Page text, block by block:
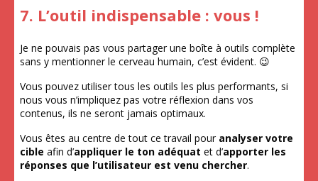
7. L’outil indispensable : vous !
Je ne pouvais pas vous partager une boîte à outils complète
sans y mentionner le cerveau humain, c’est évident. 😉
Vous pouvez utiliser tous les outils les plus performants, si
nous vous n’impliquez pas votre réflexion dans vos
contenus, ils ne seront jamais optimaux.
Vous êtes au centre de tout ce travail pour analyser votre
cible afin d’appliquer le ton adéquat et d’apporter les
réponses que l’utilisateur est venu chercher.